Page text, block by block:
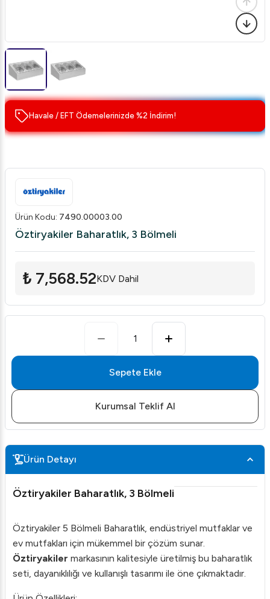
Havale / EFT Ödemelerinizde %2 İndirim!
Ürün Kodu: 7490.00003.00
Öztiryakiler Baharatlık, 3 Bölmeli
₺ 7,568.52KDV Dahil
1
Sepete Ekle
Kurumsal Teklif Al
Ürün Detayı
Öztiryakiler Baharatlık, 3 Bölmeli
Öztiryakiler 5 Bölmeli Baharatlık, endüstriyel mutfaklar ve
ev mutfakları için mükemmel bir çözüm sunar.
Öztiryakiler markasının kalitesiyle üretilmiş bu baharatlık
seti, dayanıklılığı ve kullanışlı tasarımı ile öne çıkmaktadır.